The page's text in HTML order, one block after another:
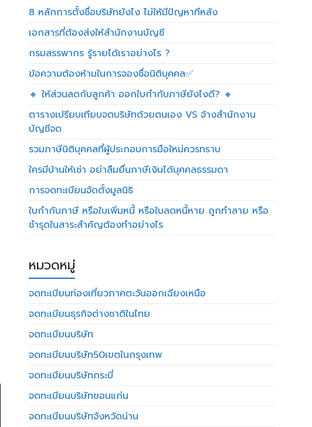
8 หลักการตั้งชื่อบริษัทยังไง ไม่ให้มีปัญหาทีหลัง
เอกสารที่ต้องส่งให้สำนักงานบัญชี
กรมสรรพากร รู้รายได้เราอย่างไร ?
ข้อความต้องห้ามในการจองชื่อนิติบุคคล✅
🔸 ให้ส่วนลดกับลูกค้า ออกใบกำกับภาษียังไงดี? 🔸
ตารางเปรียบเทียบจดบริษัทด้วยตนเอง VS จ้างสำนักงาน
บัญชีจด
รวมภาษีนิติบุคคลที่ผู้ประกอบการมือใหม่ควรทราบ
ใครมีบ้านให้เช่า อย่าลืมยื่นภาษีเงินได้บุคคลธรรมดา
การจดทะเบียนจัดตั้งมูลนิธิ
ใบกำกับภาษี หรือใบเพิ่มหนี้ หรือใบลดหนี้หาย ถูกทำลาย หรือ
ชำรุดในสาระสำคัญต้องทำอย่างไร
หมวดหมู่
จดทะเบียนท่องเที่ยวภาคตะวันออกเฉียงเหนือ
จดทะเบียนธุรกิจต่างชาติในไทย
จดทะเบียนบริษัท
จดทะเบียนบริษัท50เขตในกรุงเทพ
จดทะเบียนบริษัทกระบี่
จดทะเบียนบริษัทขอนแก่น
จดทะเบียนบริษัทจังหวัดน่าน